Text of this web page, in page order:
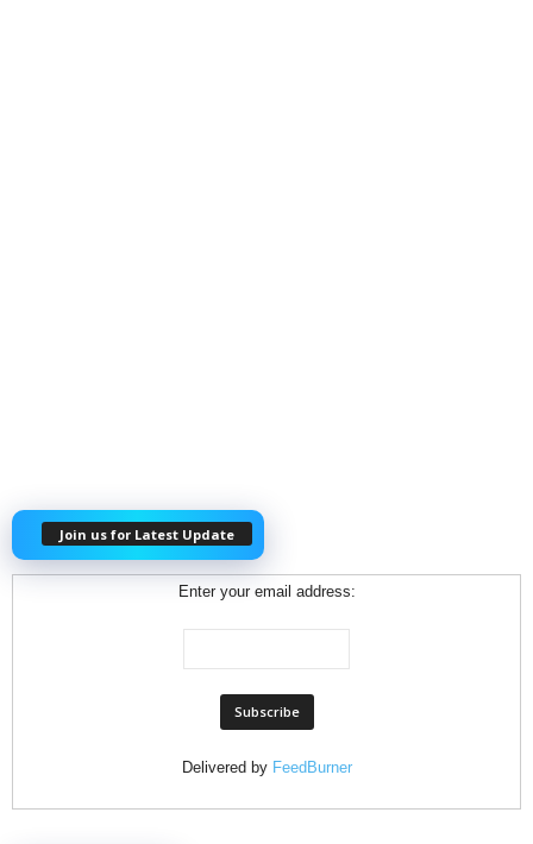
Join us for Latest Update
Enter your email address:
Delivered by FeedBurner